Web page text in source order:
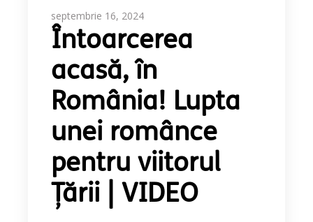
septembrie 16, 2024
Întoarcerea
acasă, în
România! Lupta
unei românce
pentru viitorul
Țării | VIDEO